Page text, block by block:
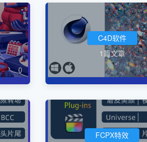
C4D软件
1篇文章
FCPX特效